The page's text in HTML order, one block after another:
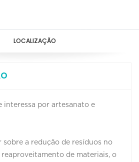
LOCALIZAÇÃO
interessa por artesanato e
sobre a redução de resíduos no
de materiais, o